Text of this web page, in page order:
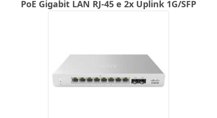
PoE Gigabit LAN RJ-45 e 2x Uplink 1G/SFP